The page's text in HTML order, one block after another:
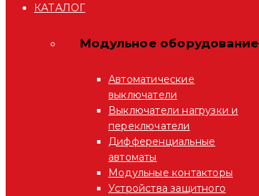
КАТАЛОГ
Модульное оборудование
Автоматические
выключатели
Выключатели нагрузки и
переключатели
Дифференциальные
автоматы
Модульные контакторы
Устройства защитного